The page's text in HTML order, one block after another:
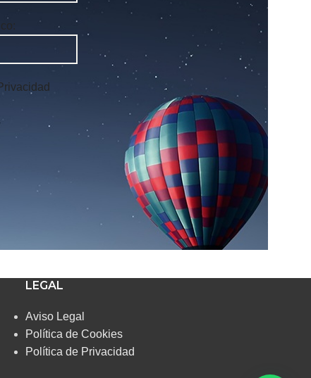
LEGAL
Aviso Legal
Política de Cookies
Política de Privacidad